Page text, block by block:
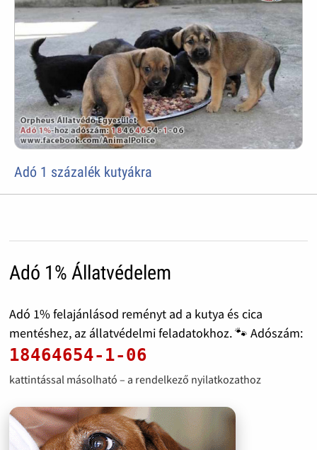
Adó 1 százalék kutyákra
Adó 1% Állatvédelem
Adó 1% felajánlásod reményt ad a kutya és cica
mentéshez, az állatvédelmi feladatokhoz. 🐾 Adószám:
18464654-1-06
kattintással másolható – a rendelkező nyilatkozathoz